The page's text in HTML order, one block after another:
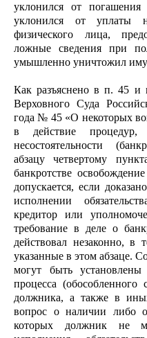
уклонился от погашения
уклонился от уплаты
физического лица,
ложные сведения при
умышленно уничтожил
Как разъяснено в п. 45 и
Верховного Суда
года № 45 «О некоторых
в действие
несостоятельности
абзацу четвертому
банкротстве
допускается, если
исполнении
кредитор или
требование в деле о
действовал незаконно, в
указанные в этом абзаце.
могут быть
процесса
должника, а также в
вопрос о наличии либо
которых должник не